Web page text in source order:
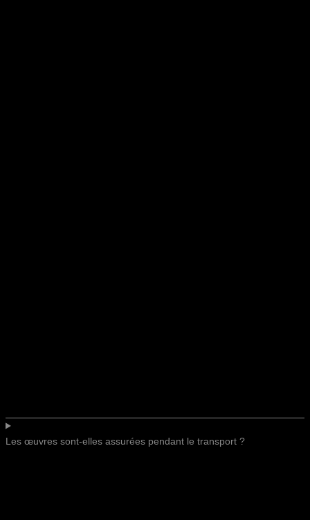
Les œuvres sont-elles assurées pendant le transport ?